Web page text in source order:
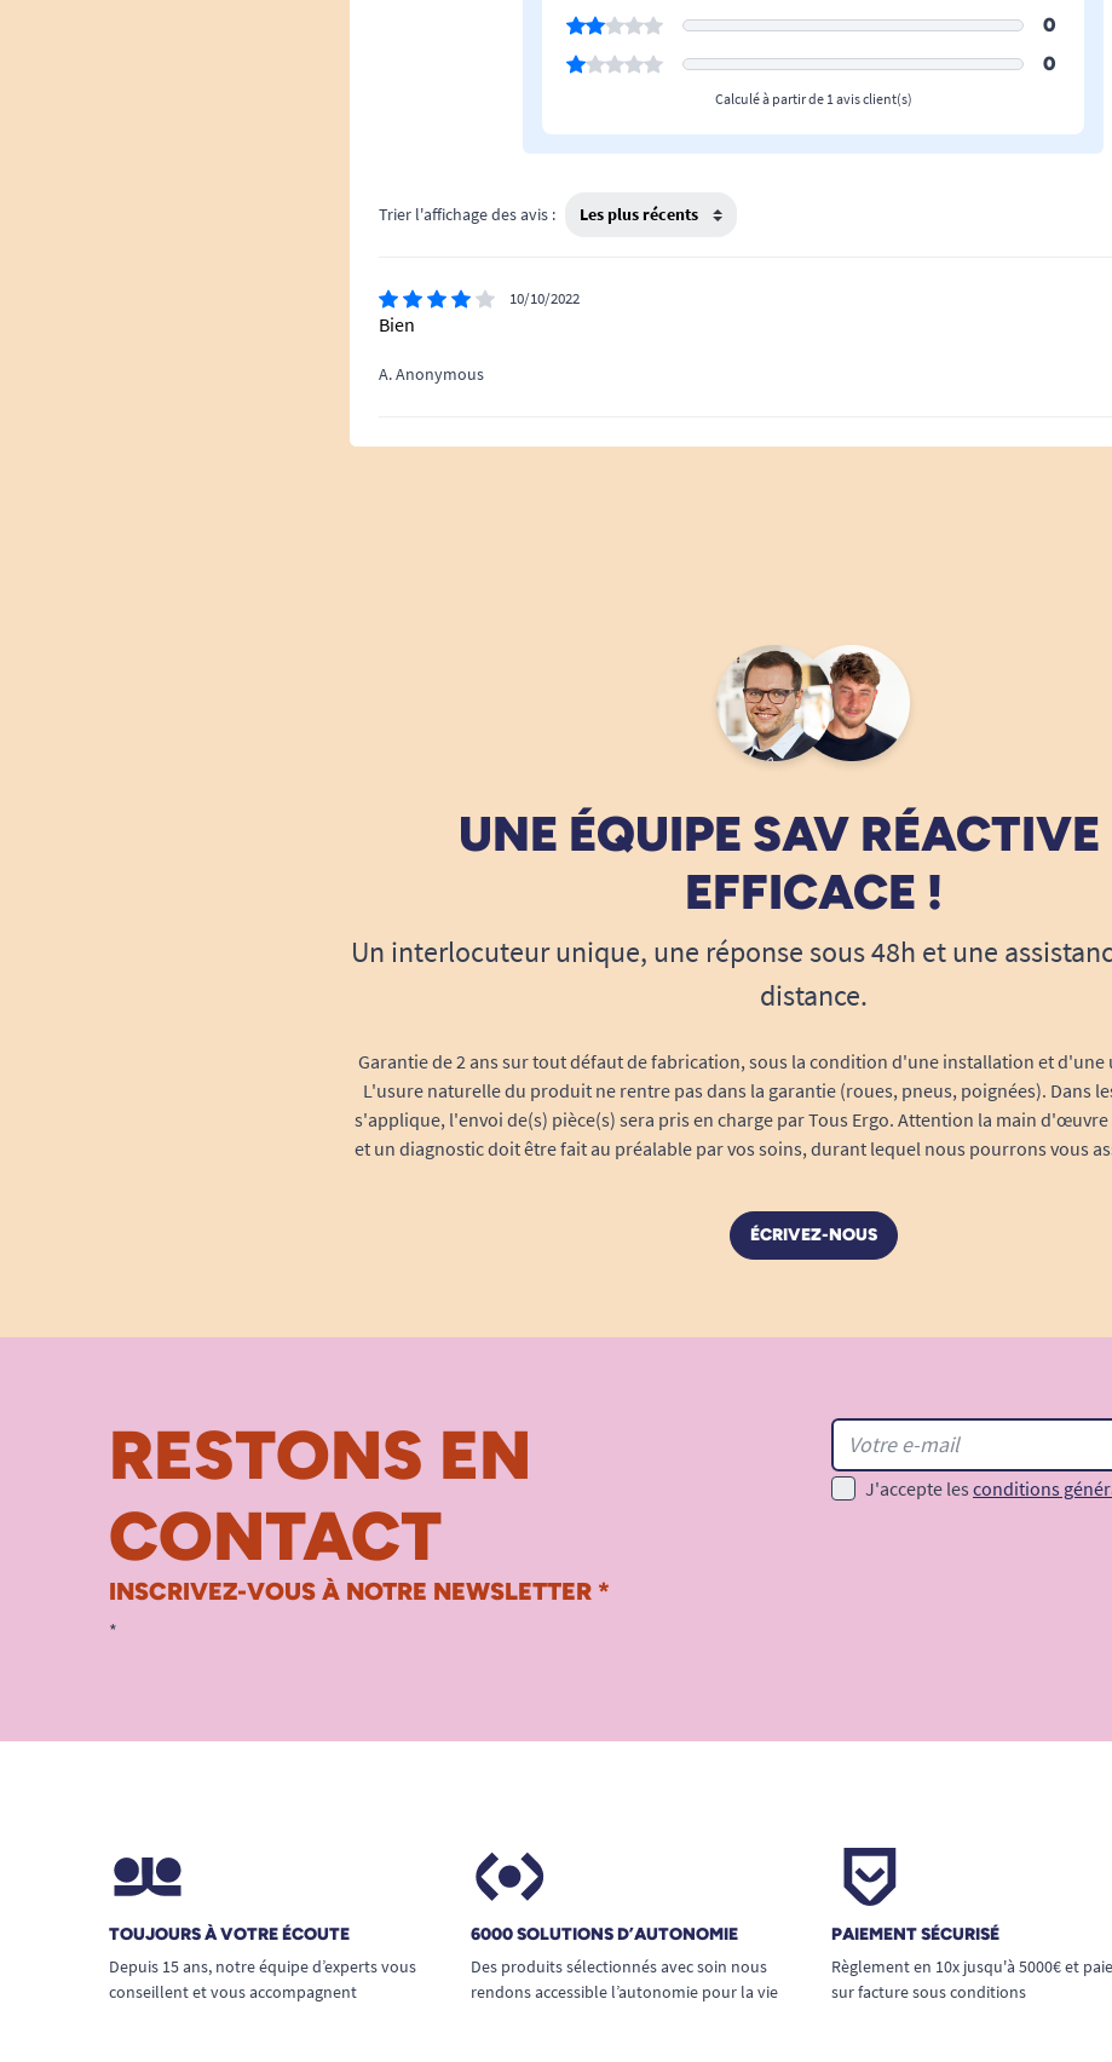
0
0
Calculé à partir de 1 avis client(s)
Trier l'affichage des avis :
10/10/2022
Bien
A. Anonymous
UNE ÉQUIPE SAV RÉACTIVE
EFFICACE !
Un interlocuteur unique, une réponse sous 48h et une
distance.
Garantie de 2 ans sur tout défaut de fabrication, sous la condition d'une installation et
L'usure naturelle du produit ne rentre pas dans la garantie (roues, pneus, poignées). Dans
s'applique, l'envoi de(s) pièce(s) sera pris en charge par Tous Ergo. Attention la main
et un diagnostic doit être fait au préalable par vos soins, durant lequel nous pourrons vous
ÉCRIVEZ-NOUS
RESTONS EN
CONTACT
INSCRIVEZ-VOUS À NOTRE NEWSLETTER *
*
J'accepte les conditions
TOUJOURS À VOTRE ÉCOUTE
Depuis 15 ans, notre équipe d’experts vous
conseillent et vous accompagnent
6000 SOLUTIONS D’AUTONOMIE
Des produits sélectionnés avec soin nous
rendons accessible l’autonomie pour la vie
PAIEMENT SÉCURISÉ
Règlement en 10x jusqu'à 5000€ et
sur facture sous conditions